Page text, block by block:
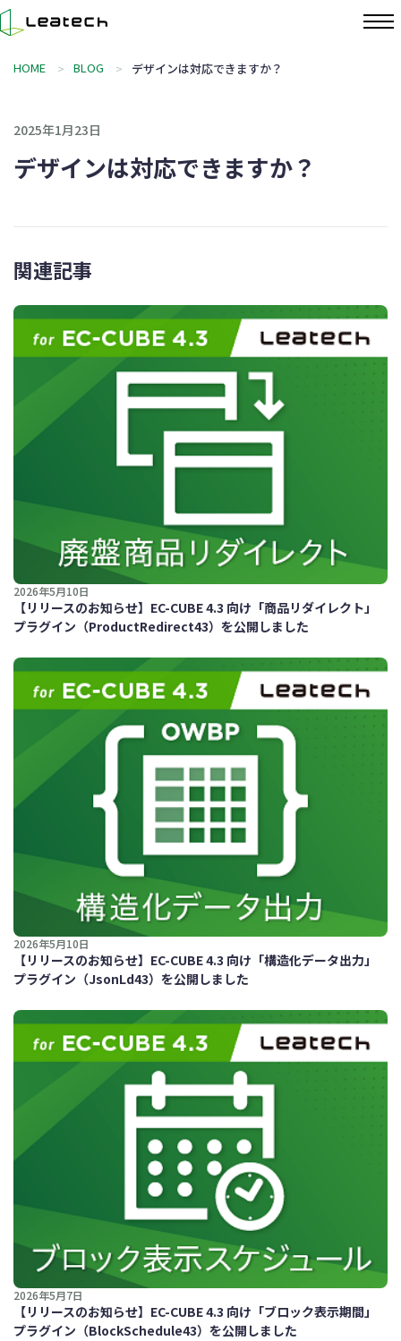
HOME BLOG デザインは対応できますか？
2025年1月23日
デザインは対応できますか？
関連記事
2026年5月10日
【リリースのお知らせ】EC-CUBE 4.3 向け「商品リダイレクト」
プラグイン（ProductRedirect43）を公開しました
2026年5月10日
【リリースのお知らせ】EC-CUBE 4.3 向け「構造化データ出力」
プラグイン（JsonLd43）を公開しました
2026年5月7日
【リリースのお知らせ】EC-CUBE 4.3 向け「ブロック表示期間」
プラグイン（BlockSchedule43）を公開しました